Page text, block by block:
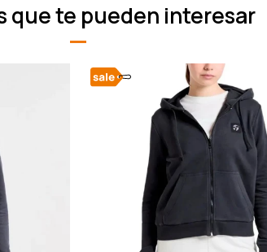
que te pueden interesar